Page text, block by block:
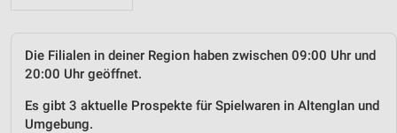
Die Filialen in deiner Region haben zwischen 09:00 Uhr und
20:00 Uhr geöffnet.
Es gibt 3 aktuelle Prospekte für Spielwaren in Altenglan und
Umgebung.